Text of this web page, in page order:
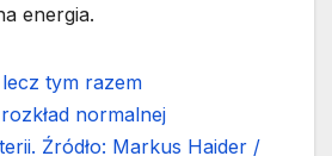
energia.